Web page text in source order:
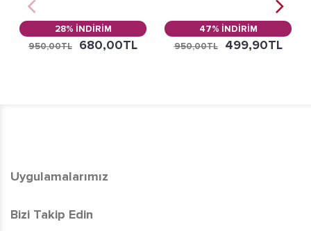
28% İNDİRİM
950,00TL
680,00TL
47% İNDİRİM
950,00TL
499,90TL
Uygulamalarımız
Bizi Takip Edin